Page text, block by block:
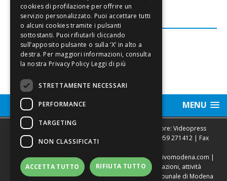
FACEBOOK
MENU
Sede legale, Redazione, pubblicità e annunci Editore: Videopress
Modena S.r.l. via Emilia Est, 402/6 - Modena | Tel.
059 271412 | Fax
Direttore Resp. Giovanni Botti | email:redazione@vivomodena.com |
www.vivomodena.it | Diffusione gratuita in abitazioni, attività
commerciali, edicole di Modena. Autorizzazione Tribunale di Modena
Leggi di più
STRETTAMENTE NECESSARI
PERFORMANCE
TARGETING
NON CLASSIFICATI
ACCETTA TUTTO RIFIUTA TUTTO